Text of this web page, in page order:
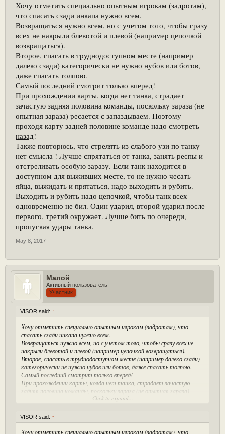
Хочу отметить специально опытным игрокам (задротам),
что спасать сзади инкапа нужно всем.
Возвращаться нужно всем, но с учетом того, чтобы сразу
всех не накрыли блевотой и плевой (например цепочкой
возвращаться).
Второе, спасать в труднодоступном месте (например
далеко сзади) категорически не нужно нубов или ботов,
даже спасать толпою.
Самый последний смотрит только вперед!
При прохождении карты, когда нет танка, страдает
зачастую задняя половина команды, поскольку зараза (не
опытная зараза) ресается с запаздываем. Поэтому
проходя карту задней половине команде надо смотреть
назад!
Также повторюсь, что стрелять из слабого узи по танку
нет смысла ! Лучше спрятаться от танка, занять респы и
отстреливать особую заразу. Если танк находится в
доступном для выживших месте, то не нужно чесать
яйца, выжидать и прятаться, надо выходить и рубить.
Выходить и рубить надо цепочкой, чтобы танк всех
одновременно не бил. Один ударил, второй ударил после
первого, третий окружает. Лучше бить по очереди,
пропуская удары танка.
May 8, 2017
Малой
Активный пользователь
Участник
VISOR said: ↑
Хочу отметить специально опытным игрокам (задротам), что
спасать сзади инкапа нужновсем.
Возвращаться нужновсем, но с учетом того, чтобы сразу всех не
накрыли блевотой и плевой (например цепочкой возвращаться).
Второе, спасать в труднодоступном месте (например далеко сзади)
категорически не нужно нубов или ботов, даже спасать толпою.
Самый последний смотрит только вперед!
При прохождении карты, когда нет танка, страдает зачастую
задняя половина команды, поскольку зараза (не опытная зараза)
ресается с запаздываем. Поэтому проходя карту задней половине
Также повторюсь, что стрелять из слабого узи по танку нет смысла
! Лучше спрятаться от танка, занять респы и отстреливать особую
заразу. Если танк находится в доступном для выживших месте, то
Click to expand...
VISOR said: ↑
Хочу отметить специально опытным игрокам (задротам), что